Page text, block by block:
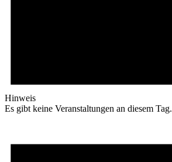
Hinweis
Es gibt keine Veranstaltungen an diesem Tag.